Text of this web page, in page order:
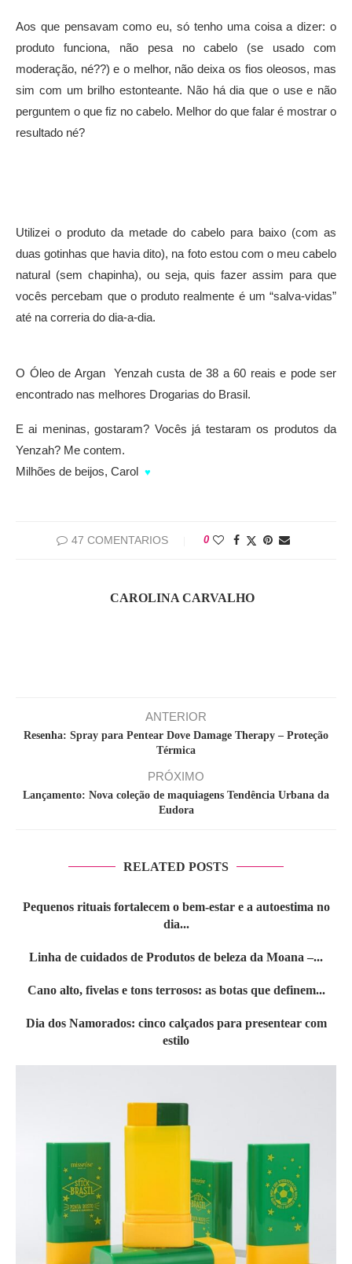
Aos que pensavam como eu, só tenho uma coisa a dizer: o
produto funciona, não pesa no cabelo (se usado com
moderação, né??) e o melhor, não deixa os fios oleosos, mas
sim com um brilho estonteante. Não há dia que o use e não
perguntem o que fiz no cabelo. Melhor do que falar é mostrar o
resultado né?
Utilizei o produto da metade do cabelo para baixo (com as
duas gotinhas que havia dito), na foto estou com o meu cabelo
natural (sem chapinha), ou seja, quis fazer assim para que
vocês percebam que o produto realmente é um “salva-vidas”
até na correria do dia-a-dia.
O Óleo de Argan Yenzah custa de 38 a 60 reais e pode ser
encontrado nas melhores Drogarias do Brasil.
E ai meninas, gostaram? Vocês já testaram os produtos da
Yenzah? Me contem.
Milhões de beijos, Carol ♥
47 COMENTARIOS 0
CAROLINA CARVALHO
ANTERIOR
Resenha: Spray para Pentear Dove Damage Therapy – Proteção
Térmica
PRÓXIMO
Lançamento: Nova coleção de maquiagens Tendência Urbana da
Eudora
RELATED POSTS
Pequenos rituais fortalecem o bem-estar e a autoestima no
dia...
Linha de cuidados de Produtos de beleza da Moana –...
Cano alto, fivelas e tons terrosos: as botas que definem...
Dia dos Namorados: cinco calçados para presentear com
estilo